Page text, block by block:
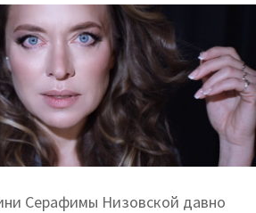
Серафимы Низовской давно